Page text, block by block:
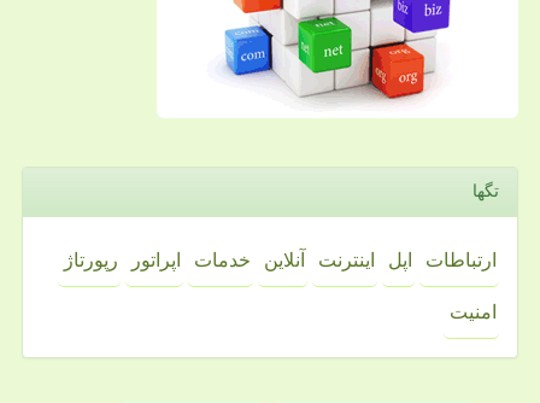
تگها
ارتباطات اپل اینترنت آنلاین خدمات اپراتور رپورتاژ
امنیت